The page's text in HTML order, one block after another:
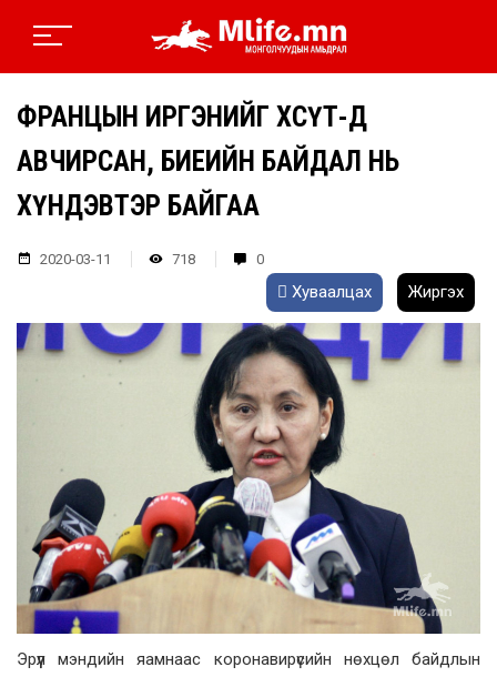
ФРАНЦЫН ИРГЭНИЙГ ХӨСҮТ-Д
АВЧИРСАН, БИЕИЙН БАЙДАЛ НЬ
ХҮНДЭВТЭР БАЙГАА
2020-03-11 718 0
Хуваалцах Жиргэх
Эрүүл мэндийн яамнаас коронавирүсийн нөхцөл байдлын